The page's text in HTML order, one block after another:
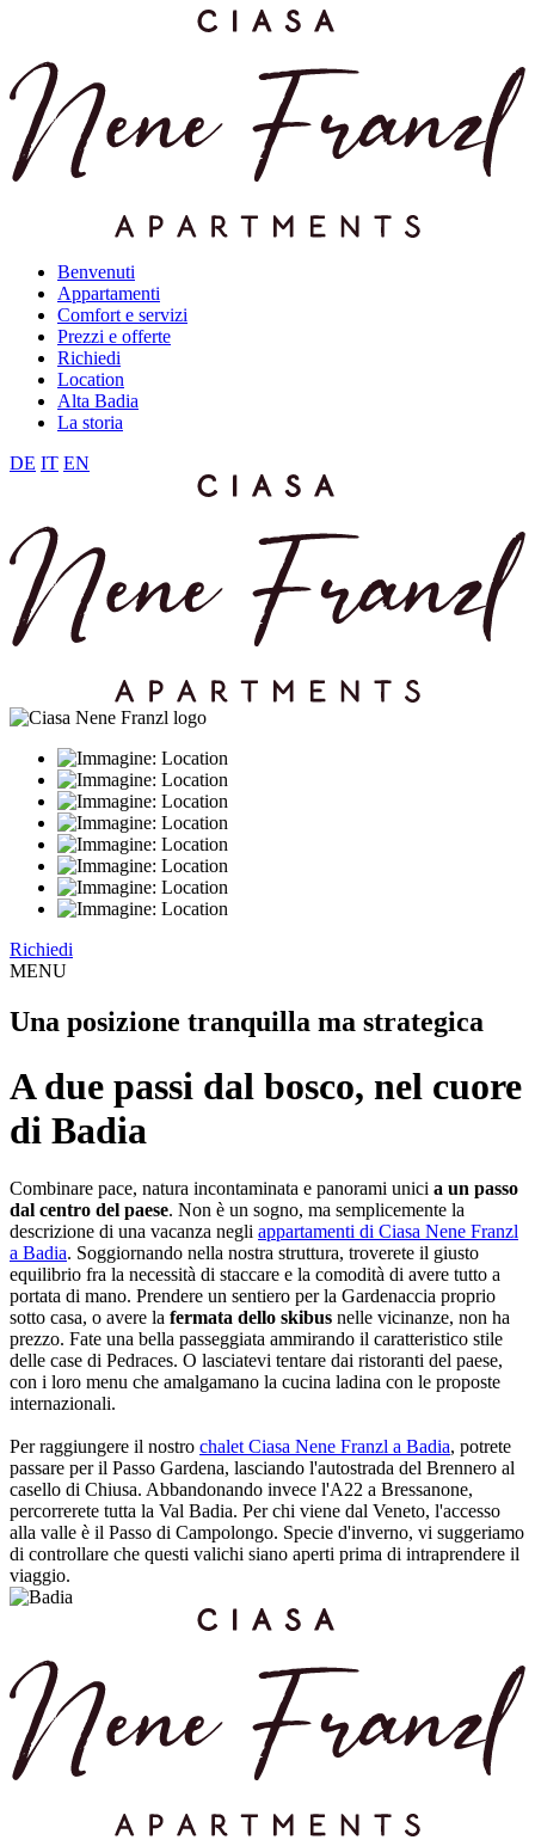
Benvenuti
Appartamenti
Comfort e servizi
Prezzi e offerte
Richiedi
Location
Alta Badia
La storia
DE IT EN
Richiedi
MENU
Una posizione tranquilla ma strategica
A due passi dal bosco, nel cuore
di Badia
Combinare pace, natura incontaminata e panorami unici a un passo
dal centro del paese. Non è un sogno, ma semplicemente la
descrizione di una vacanza negli appartamenti di Ciasa Nene Franzl
a Badia. Soggiornando nella nostra struttura, troverete il giusto
equilibrio fra la necessità di staccare e la comodità di avere tutto a
portata di mano. Prendere un sentiero per la Gardenaccia proprio
sotto casa, o avere la fermata dello skibus nelle vicinanze, non ha
prezzo. Fate una bella passeggiata ammirando il caratteristico stile
delle case di Pedraces. O lasciatevi tentare dai ristoranti del paese,
con i loro menu che amalgamano la cucina ladina con le proposte
internazionali.
Per raggiungere il nostro chalet Ciasa Nene Franzl a Badia, potrete
passare per il Passo Gardena, lasciando l'autostrada del Brennero al
casello di Chiusa. Abbandonando invece l'A22 a Bressanone,
percorrerete tutta la Val Badia. Per chi viene dal Veneto, l'accesso
alla valle è il Passo di Campolongo. Specie d'inverno, vi suggeriamo
di controllare che questi valichi siano aperti prima di intraprendere il
viaggio.